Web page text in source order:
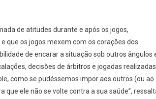
de atitudes durante e após os jogos,
que os jogos mexem com os corações dos
de encarar a situação sob outros ângulos
decisões de árbitros e jogadas realizadas
como se pudéssemos impor aos outros (ou ao
ele não se volte contra a sua saúde”,